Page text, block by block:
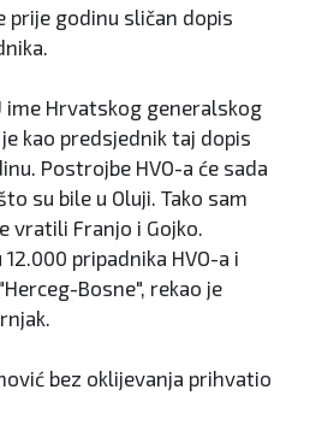
prije godinu sličan dopis
ime Hrvatskog generalskog
kao predsjednik taj dopis
Postrojbe HVO-a će sada
su bile u Oluji. Tako sam
vratili Franjo i Gojko.
pripadnika HVO-a i
Bosne", rekao je
bez oklijevanja prihvatio